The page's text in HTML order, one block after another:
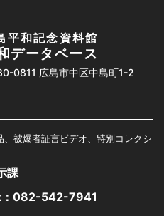
平和記念資料館
データベース
0811 広島市中区中島町1-2
被爆者証言ビデオ、特別コレクシ
課
082-542-7941